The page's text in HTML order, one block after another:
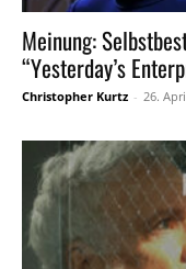
Meinung:
“Yesterday’s
Christopher Kurtz - 26.